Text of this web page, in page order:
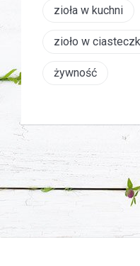
zioła w kuchni
zioło w
żywność